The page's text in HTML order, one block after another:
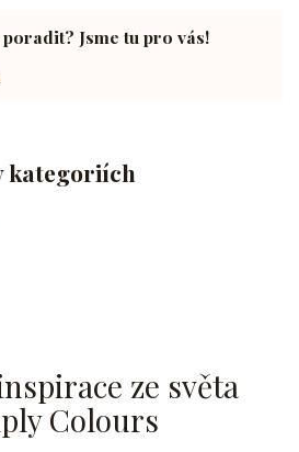
kategoriích
Jsme tu pro vás!
ze světa
Colours